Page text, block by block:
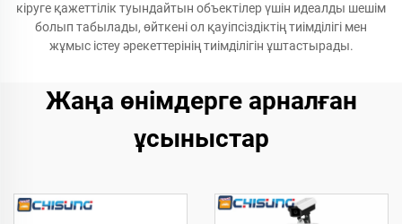
кіруге қажеттілік туындайтын объектілер үшін идеалды шешім
болып табылады, өйткені ол қауіпсіздіктің тиімділігі мен
жұмыс істеу әрекеттерінің тиімділігін ұштастырады.
Жаңа өнімдерге арналған
ұсыныстар